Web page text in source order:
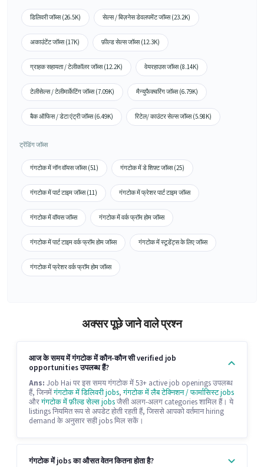
डिलिवरी जॉब्स (26.5K) सेल्स / बिज़नेस डेवलपमेंट जॉब्स (23.2K)
अकाउंटेंट जॉब्स (17K) फ़ील्ड सेल्स जॉब्स (12.3K)
ग्राहक सहायता / टेलीकॉलर जॉब्स (12.2K) वेयरहाउस जॉब्स (8.14K)
टेलीसेल्स / टेलीमार्केटिंग जॉब्स (7.09K) मैन्युफैक्चरिंग जॉब्स (6.79K)
बैक ऑफिस / डेटा एंट्री जॉब्स (6.49K) रिटेल/ काउंटर सेल्स जॉब्स (5.98K)
ट्रेंडिंग जॉब्स
गंगटोक में नॉन वॉयस जॉब्स (51) गंगटोक में डे शिफ़्ट जॉब्स (25)
गंगटोक में पार्ट टाइम जॉब्स (11) गंगटोक में फ्रेशर पार्ट टाइम जॉब्स
गंगटोक में वॉयस जॉब्स गंगटोक में वर्क फ्रॉम होम जॉब्स
गंगटोक में पार्ट टाइम वर्क फ्रॉम होम जॉब्स गंगटोक में स्टूडेंट्स के लिए जॉब्स
गंगटोक में फ्रेशर वर्क फ्रॉम होम जॉब्स
अक्सर पूछे जाने वाले प्रश्न
आज के समय में गंगटोक में कौन-कौन सी verified job
opportunities उपलब्ध हैं?
Ans: Job Hai पर इस समय गंगटोक में 53+ active job openings उपलब्ध
हैं, जिनमेंगंगटोक में डिलिवरी jobs,गंगटोक में लैब टेक्निशन / फार्मासिस्ट jobs
औरगंगटोक में फ़ील्ड सेल्स jobsजैसी अलग-अलग categories शामिल हैं। ये
listings नियमित रूप से अपडेट होती रहती हैं, जिससे आपको वर्तमान hiring
demand के अनुसार सही jobs मिल सकें।
गंगटोक में jobs का औसत वेतन कितना होता है?